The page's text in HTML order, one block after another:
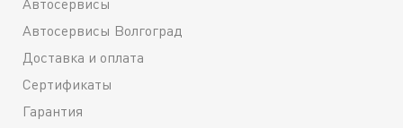
Автосервисы
Автосервисы Волгоград
Доставка и оплата
Сертификаты
Гарантия